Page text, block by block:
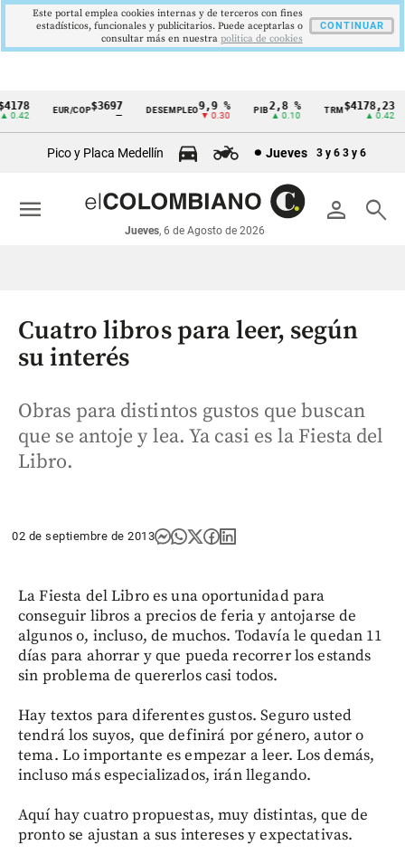
Cintillo
económicos
Colombia
EUR/COP$3697 DESEMPLEO 9,9 %
▼ 0.30
PIB2,8 %
▲ 0.10
TRM$4178,23
▲ 0.42
Pico y Placa Medellín Jueves 3 y 6 3 y 6
person search
Jueves, 6 de Agosto de 2026
menu
Cuatro libros para leer, según
su interés
Obras para distintos gustos que buscan
que se antoje y lea. Ya casi es la Fiesta del
Libro.
02 de septiembre de 2013
La Fiesta del Libro es una oportunidad para
conseguir libros a precios de feria y antojarse de
algunos o, incluso, de muchos. Todavía le quedan 11
días para ahorrar y que pueda recorrer los estands
sin problema de quererlos casi todos.
Hay textos para diferentes gustos. Seguro usted
tendrá los suyos, que definirá por género, autor o
tema. Lo importante es empezar a leer. Los demás,
incluso más especializados, irán llegando.
Aquí hay cuatro propuestas, muy distintas, que de
pronto se ajustan a sus intereses y expectativas.
Este portal emplea cookies internas y de terceros con fines
estadísticos, funcionales y publicitarios. Puede aceptarlas o
consultar más en nuestra politica de cookies
CONTINUAR